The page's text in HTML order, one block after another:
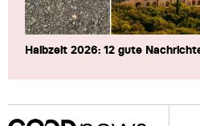
Halbzeit 2026: 12 gute